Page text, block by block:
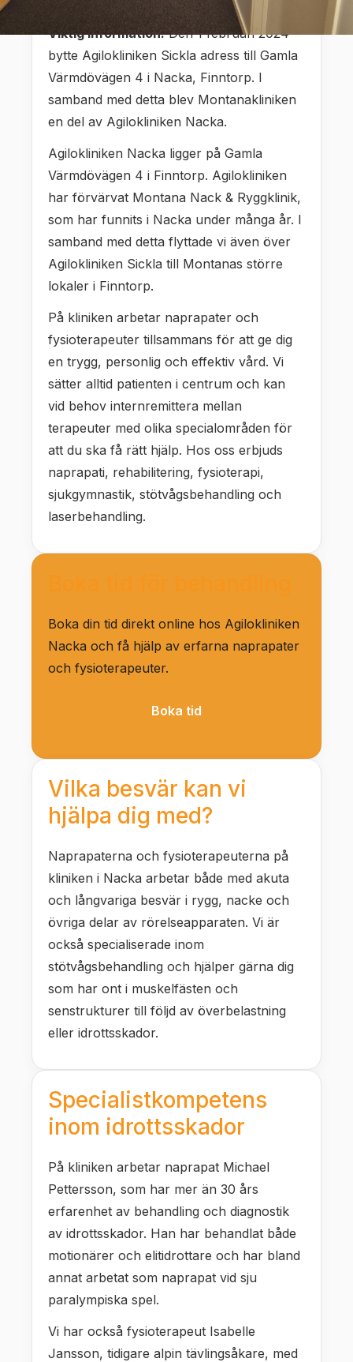
Viktig information:Den 1 februari 2024
bytte Agilokliniken Sickla adress till Gamla
Värmdövägen 4 i Nacka, Finntorp. I
samband med detta blev Montanakliniken
en del av Agilokliniken Nacka.
Agilokliniken Nacka ligger på Gamla
Värmdövägen 4 i Finntorp. Agilokliniken
har förvärvat Montana Nack & Ryggklinik,
som har funnits i Nacka under många år. I
samband med detta flyttade vi även över
Agilokliniken Sickla till Montanas större
lokaler i Finntorp.
På kliniken arbetar naprapater och
fysioterapeuter tillsammans för att ge dig
en trygg, personlig och effektiv vård. Vi
sätter alltid patienten i centrum och kan
vid behov internremittera mellan
terapeuter med olika specialområden för
att du ska få rätt hjälp. Hos oss erbjuds
naprapati, rehabilitering, fysioterapi,
sjukgymnastik, stötvågsbehandling och
laserbehandling.
Boka din tid direkt online hos Agilokliniken
Nacka och få hjälp av erfarna naprapater
och fysioterapeuter.
Boka tid
Vilka besvär kan vi
hjälpa dig med?
Naprapaterna och fysioterapeuterna på
kliniken i Nacka arbetar både med akuta
och långvariga besvär i rygg, nacke och
övriga delar av rörelseapparaten. Vi är
också specialiserade inom
stötvågsbehandling och hjälper gärna dig
som har ont i muskelfästen och
senstrukturer till följd av överbelastning
eller idrottsskador.
Specialistkompetens
inom idrottsskador
På kliniken arbetar naprapat Michael
Pettersson, som har mer än 30 års
erfarenhet av behandling och diagnostik
av idrottsskador. Han har behandlat både
motionärer och elitidrottare och har bland
annat arbetat som naprapat vid sju
paralympiska spel.
Vi har också fysioterapeut Isabelle
Jansson, tidigare alpin tävlingsåkare, med